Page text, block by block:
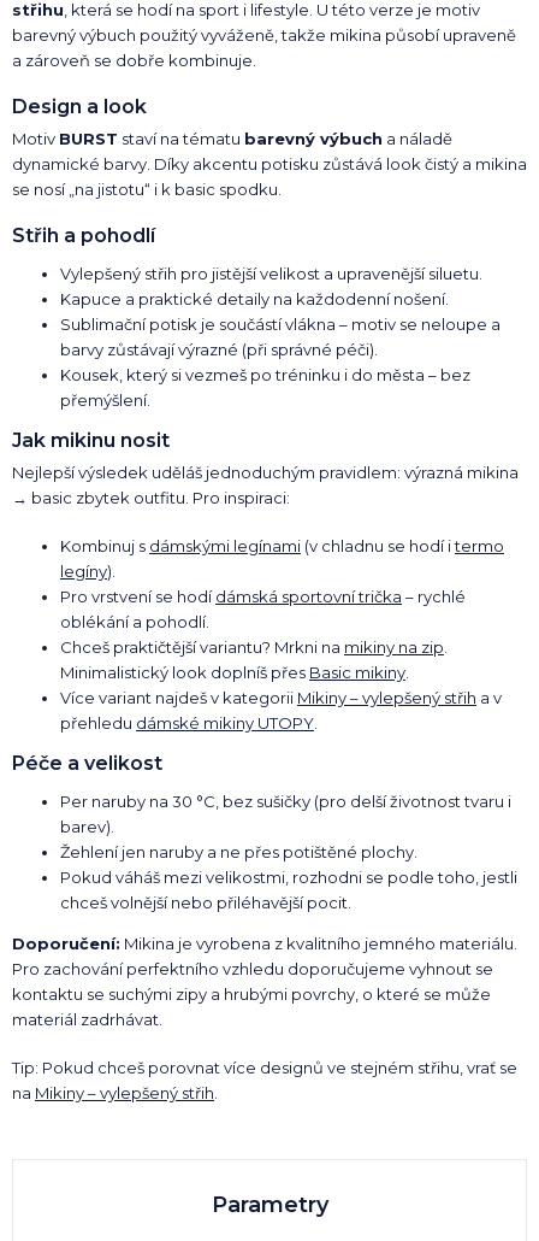
střihu , která se hodí na sport i lifestyle. U této verze je motiv
barevný výbuch použitý vyváženě, takže mikina působí upraveně
a zároveň se dobře kombinuje.
Design a look
Motiv BURST staví na tématu barevný výbuch a náladě
dynamické barvy. Díky akcentu potisku zůstává look čistý a mikina
se nosí „na jistotu“ i k basic spodku.
Střih a pohodlí
Vylepšený střih pro jistější velikost a upravenější siluetu.
Kapuce a praktické detaily na každodenní nošení.
Sublimační potisk je součástí vlákna – motiv se neloupe a
barvy zůstávají výrazné (při správné péči).
Kousek, který si vezmeš po tréninku i do města – bez
přemýšlení.
Jak mikinu nosit
Nejlepší výsledek uděláš jednoduchým pravidlem: výrazná mikina
→ basic zbytek outfitu. Pro inspiraci:
Kombinuj s dámskými legínami (v chladnu se hodí itermo
legíny).
Pro vrstvení se hodídámská sportovní trička – rychlé
oblékání a pohodlí.
Chceš praktičtější variantu? Mrkni na mikiny na zip
Minimalistický look doplníš přes Basic mikiny
Více variant najdeš v kategorii Mikiny – vylepšený střih a v
přehledu dámské mikiny UTOPY
Péče a velikost
Per naruby na 30 °C, bez sušičky (pro delší životnost tvaru i
barev).
Žehlení jen naruby a ne přes potištěné plochy.
Pokud váháš mezi velikostmi, rozhodni se podle toho, jestli
chceš volnější nebo přiléhavější pocit.
Doporučení: Mikina je vyrobena z kvalitního jemného materiálu.
Pro zachování perfektního vzhledu doporučujeme vyhnout se
kontaktu se suchými zipy a hrubými povrchy, o které se může
materiál zadrhávat.
Tip: Pokud chceš porovnat více designů ve stejném střihu, vrať se
na Mikiny – vylepšený střih
Parametry